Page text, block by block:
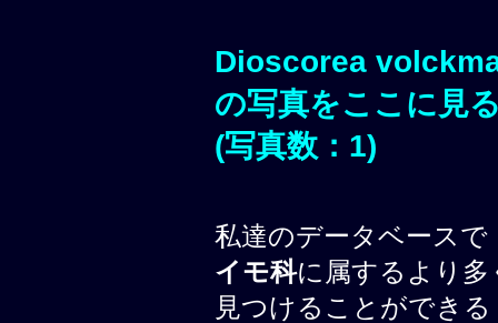
Dioscorea
の写真をここに見
(写真数：1)
私達のデータベース
イモ科に属するより多
見つけることができる